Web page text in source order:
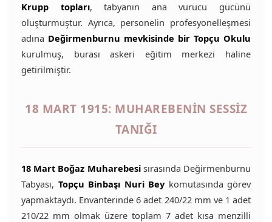
Krupp topları, tabyanın ana vurucu gücünü
oluşturmuştur. Ayrıca, personelin profesyonelleşmesi
adına Değirmenburnu mevkisinde bir Topçu Okulu
kurulmuş, burası askeri eğitim merkezi haline
getirilmiştir.
18 MART 1915: MUHAREBENIN SESSIZ
TANIĞI
18 Mart Boğaz Muharebesisırasında Değirmenburnu
Tabyası, Topçu Binbaşı Nuri Beykomutasında görev
yapmaktaydı. Envanterinde 6 adet 240/22 mm ve 1 adet
210/22 mm olmak üzere toplam 7 adet kısa menzilli